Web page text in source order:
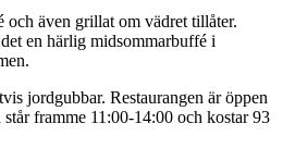
och även grillat om vädret tillåter.
en härlig midsommarbuffé i
jordgubbar. Restaurangen är öppen
framme 11:00-14:00 och kostar 93